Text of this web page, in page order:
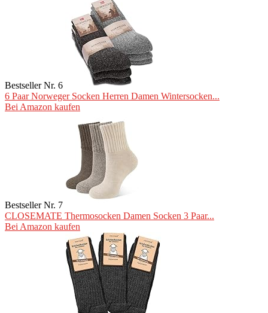
Bestseller Nr. 6
6 Paar Norweger Socken Herren Damen Wintersocken...
Bei Amazon kaufen
Bestseller Nr. 7
CLOSEMATE Thermosocken Damen Socken 3 Paar...
Bei Amazon kaufen